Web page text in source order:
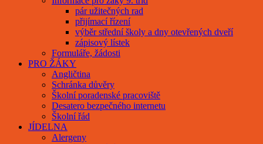
pár užitečných rad
přijímací řízení
výběr střední školy a dny otevřených dveří
zápisový lístek
Formuláře, žádosti
PRO ŽÁKY
Angličtina
Schránka důvěry
Školní poradenské pracoviště
Desatero bezpečného internetu
Školní řád
JÍDELNA
Alergeny